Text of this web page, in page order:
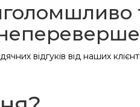
відгуків від наших